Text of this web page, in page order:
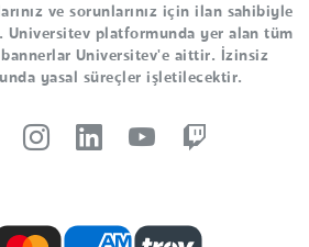
ve sorunlarınız için ilan sahibiyle
platformunda yer alan tüm
Universitev'e aittir. İzinsiz
yasal süreçler işletilecektir.